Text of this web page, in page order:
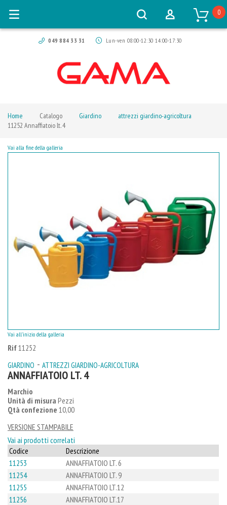
049 884 33 31 Lun-ven 08:00-12:30 14:00-17:30
0
Home Catalogo Giardino
attrezzi giardino-agricoltura
11252 Annaffiatoio lt. 4
Rif11252
GIARDINO - ATTREZZI GIARDINO-AGRICOLTURA
ANNAFFIATOIO LT. 4
Marchio
Unità di misura Pezzi
Qtà confezione 10,00
VERSIONE STAMPABILE
Vai ai prodotti correlati
Codice
Descrizione
11253
ANNAFFIATOIO LT. 6
11254
ANNAFFIATOIO LT. 9
11255
ANNAFFIATOIO LT.12
11256
ANNAFFIATOIO LT.17
Vai alla fine della galleria
Vai all'inizio della galleria